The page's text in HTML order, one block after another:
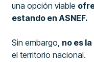
una opción viable
estando en ASNEF.
Sin embargo, no es
el territorio nacional.